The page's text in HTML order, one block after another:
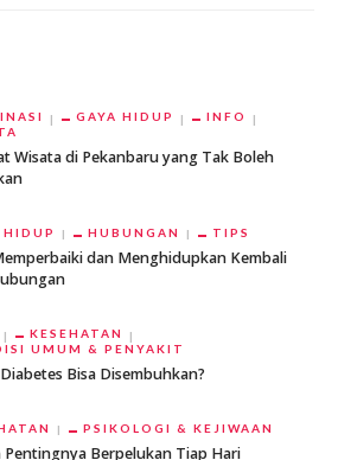
GAYA HIDUP
INFO
Wisata di Pekanbaru yang Tak Boleh
HIDUP HUBUNGAN TIPS
dan Menghidupkan Kembali
KESEHATAN
UMUM & PENYAKIT
Bisa Disembuhkan?
PSIKOLOGI & KEJIWAAN
Pentingnya Berpelukan Tiap Hari